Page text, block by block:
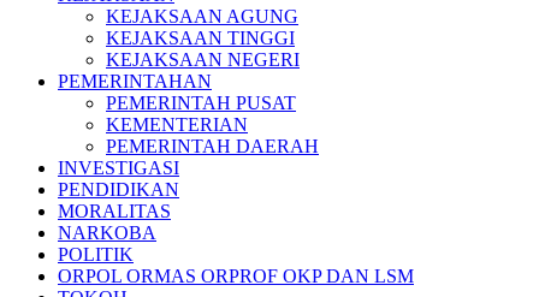
KEJAKSAAN AGUNG
KEJAKSAAN TINGGI
KEJAKSAAN NEGERI
PEMERINTAHAN
PEMERINTAH PUSAT
KEMENTERIAN
PEMERINTAH DAERAH
INVESTIGASI
PENDIDIKAN
MORALITAS
NARKOBA
POLITIK
ORPOL ORMAS ORPROF OKP DAN LSM